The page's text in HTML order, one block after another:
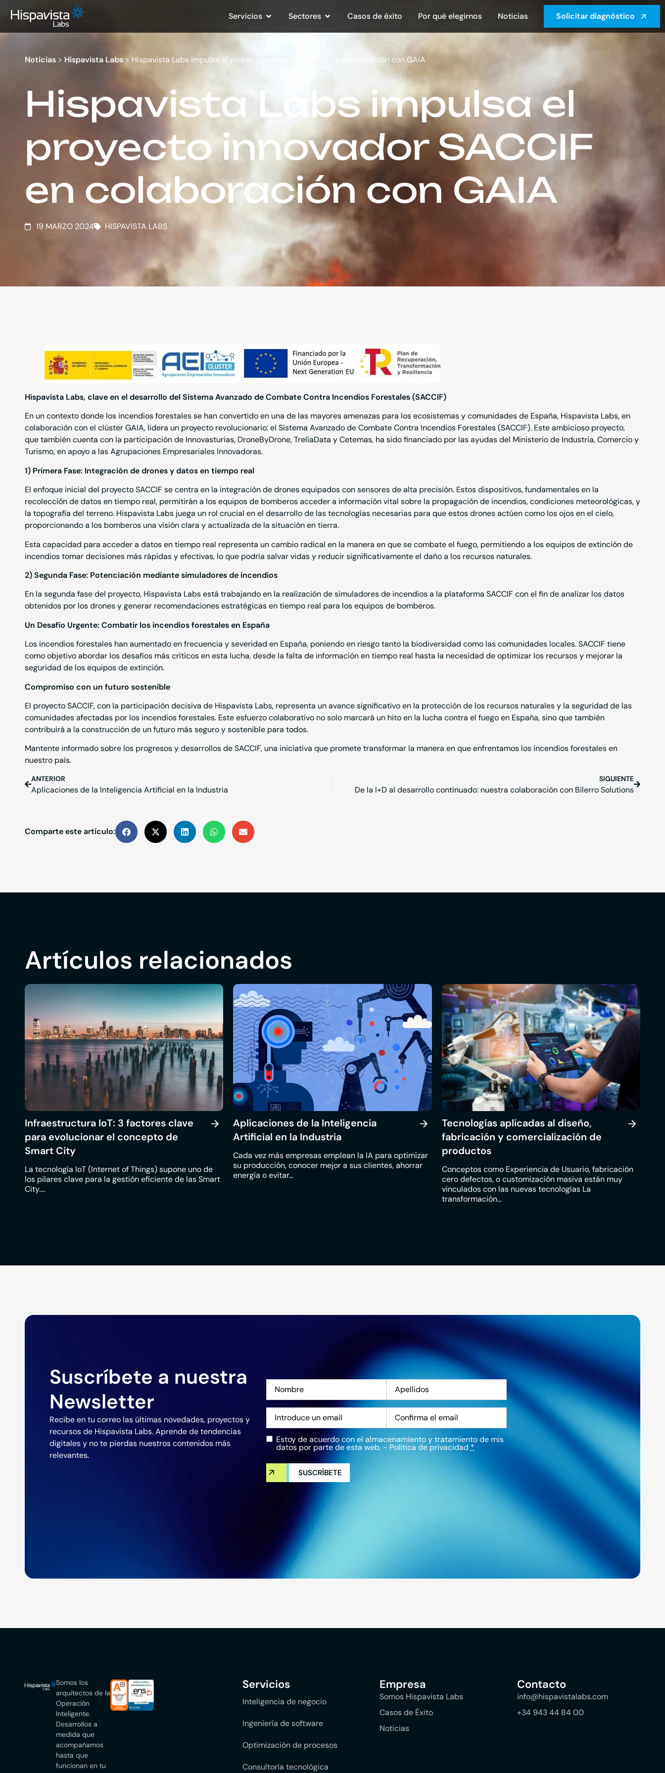
Servicios Sectores Casos de éxito Por qué elegirnos Noticias Solicitar diagnóstico
Noticias > Hispavista Labs > Hispavista Labs impulsa el proyecto innovador SACCIF en colaboración con GAIA
Hispavista Labs impulsa el
proyecto innovador SACCIF
en colaboración con GAIA
19 MARZO 2024 HISPAVISTA LABS
Hispavista Labs, clave en el desarrollo del Sistema Avanzado de Combate Contra Incendios Forestales (SACCIF)
En un contexto donde los incendios forestales se han convertido en una de las mayores amenazas para los ecosistemas y comunidades de España, Hispavista Labs, en
colaboración con el clúster GAIA, lidera un proyecto revolucionario: el Sistema Avanzado de Combate Contra Incendios Forestales (SACCIF). Este ambicioso proyecto,
que también cuenta con la participación de Innovasturias, DroneByDrone, TreliaData y Cetemas, ha sido financiado por las ayudas del Ministerio de Industria, Comercio y
Turismo, en apoyo a las Agrupaciones Empresariales Innovadoras.
1) Primera Fase: Integración de drones y datos en tiempo real
El enfoque inicial del proyecto SACCIF se centra en la integración de drones equipados con sensores de alta precisión. Estos dispositivos, fundamentales en la
recolección de datos en tiempo real, permitirán a los equipos de bomberos acceder a información vital sobre la propagación de incendios, condiciones meteorológicas, y
la topografía del terreno. Hispavista Labs juega un rol crucial en el desarrollo de las tecnologías necesarias para que estos drones actúen como los ojos en el cielo,
proporcionando a los bomberos una visión clara y actualizada de la situación en tierra.
Esta capacidad para acceder a datos en tiempo real representa un cambio radical en la manera en que se combate el fuego, permitiendo a los equipos de extinción de
incendios tomar decisiones más rápidas y efectivas, lo que podría salvar vidas y reducir significativamente el daño a los recursos naturales.
2) Segunda Fase: Potenciación mediante simuladores de incendios
En la segunda fase del proyecto, Hispavista Labs está trabajando en la realización de simuladores de incendios a la plataforma SACCIF con el fin de analizar los datos
obtenidos por los drones y generar recomendaciones estratégicas en tiempo real para los equipos de bomberos.
Un Desafío Urgente: Combatir los incendios forestales en España
Los incendios forestales han aumentado en frecuencia y severidad en España, poniendo en riesgo tanto la biodiversidad como las comunidades locales. SACCIF tiene
como objetivo abordar los desafíos más críticos en esta lucha, desde la falta de información en tiempo real hasta la necesidad de optimizar los recursos y mejorar la
seguridad de los equipos de extinción.
Compromiso con un futuro sostenible
El proyecto SACCIF, con la participación decisiva de Hispavista Labs, representa un avance significativo en la protección de los recursos naturales y la seguridad de las
comunidades afectadas por los incendios forestales. Este esfuerzo colaborativo no solo marcará un hito en la lucha contra el fuego en España, sino que también
contribuirá a la construcción de un futuro más seguro y sostenible para todos.
Mantente informado sobre los progresos y desarrollos de SACCIF, una iniciativa que promete transformar la manera en que enfrentamos los incendios forestales en
nuestro país.
ANTERIOR
Aplicaciones de la Inteligencia Artificial en la Industria
SIGUIENTE
De la I+D al desarrollo continuado: nuestra colaboración con Bilerro Solutions
Comparte este artículo:
Artículos relacionados
Infraestructura IoT: 3 factores clave
para evolucionar el concepto de
Smart City
La tecnología IoT (Internet of Things) supone uno de
los pilares clave para la gestión eficiente de las Smart
City....
Aplicaciones de la Inteligencia
Artificial en la Industria
Cada vez más empresas emplean la IA para optimizar
su producción, conocer mejor a sus clientes, ahorrar
energía o evitar...
Tecnologías aplicadas al diseño,
fabricación y comercialización de
productos
Conceptos como Experiencia de Usuario, fabricación
cero defectos, o customización masiva están muy
vinculados con las nuevas tecnologías La
transformación...
Suscríbete a nuestra
Newsletter
Recibe en tu correo las últimas novedades, proyectos y
recursos de Hispavista Labs. Aprende de tendencias
digitales y no te pierdas nuestros contenidos más
relevantes.
Nombre
Correo
Privacidad*
Estoy de acuerdo con el almacenamiento y tratamiento de mis
datos por parte de esta web. - Política de privacidad *
Somos los
arquitectos de la
Operación
Inteligente.
Desarrollos a
medida que
acompañamos
hasta que
funcionan en tu
Servicios
Inteligencia de negocio
Ingeniería de software
Optimización de procesos
Consultoría tecnológica
Empresa
Somos Hispavista Labs
Casos de Éxito
Noticias
Contacto
info@hispavistalabs.com
+34 943 44 84 00